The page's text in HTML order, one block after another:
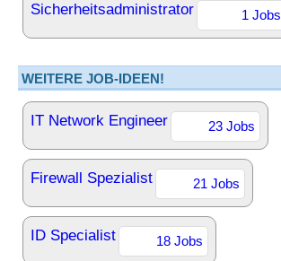
Sicherheitsadministrator 1 Jobs
WEITERE JOB-IDEEN!
IT Network Engineer 23 Jobs
Firewall Spezialist 21 Jobs
ID Specialist 18 Jobs